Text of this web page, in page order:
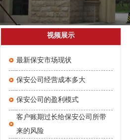
视频展示
最新保安市场现状
保安公司经营成本多大
保安公司的盈利模式
客户账期过长给保安公司所带
来的风险